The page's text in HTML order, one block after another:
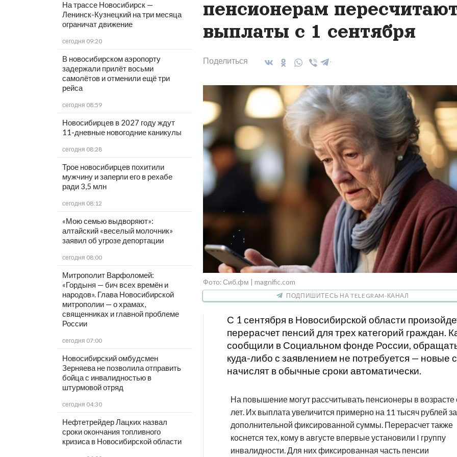
На трассе Новосибирск —
Ленинск-Кузнецкий на три месяца
ограничат движение
сегодня 09:20
В новосибирском аэропорту
задержали прилёт восьми
самолётов и отменили ещё три
рейса
сегодня 08:59
Новосибирцев в 2027 году ждут
11-дневные новогодние каникулы
сегодня 08:28
Трое новосибирцев похитили
мужчину и заперли его в рехабе
ради 3,5 млн
сегодня 08:12
«Мою семью выдворяют»:
алтайский «веселый молочник»
заявил об угрозе депортации
сегодня 08:00
Митрополит Варфоломей:
«Гордыня — бич всех времён и
народов». Глава Новосибирской
митрополии — о храмах,
священниках и главной проблеме
России
сегодня 07:00
Новосибирский омбудсмен
Зерняева не позволила отправить
бойца с инвалидностью в
штурмовой отряд
сегодня 04:30
Нефтетрейдер Лацких назвал
сроки окончания топливного
кризиса в Новосибирской области
пенсионерам
выплаты с 1 сентября
Поделиться
Фото: Сиб.фм | magnific.com
ПОДПИШИТЕСЬ НА TELEGRAM-КАНАЛ
С 1 сентября в Новосибирской области
перерасчет пенсий для трех категорий граждан.
сообщили в Социальном фонде России,
куда-либо с заявлением не потребуется — новые
начислят в обычные сроки автоматически.
На повышение могут рассчитывать пенсионеры в возрасте
лет. Их выплата увеличится примерно на 11 тысяч рублей за
дополнительной фиксированной суммы. Перерасчет также
коснется тех, кому в августе впервые установили I группу
инвалидности. Для них фиксированная часть пенсии